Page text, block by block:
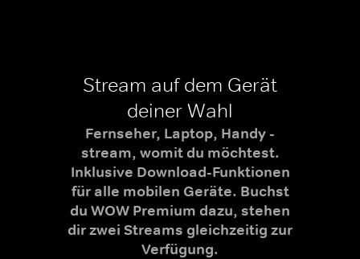
Stream auf dem Gerät
deiner Wahl
Fernseher, Laptop, Handy -
stream, womit du möchtest.
Inklusive Download-Funktionen
für alle mobilen Geräte. Buchst
du WOW Premium dazu, stehen
dir zwei Streams gleichzeitig zur
Verfügung.